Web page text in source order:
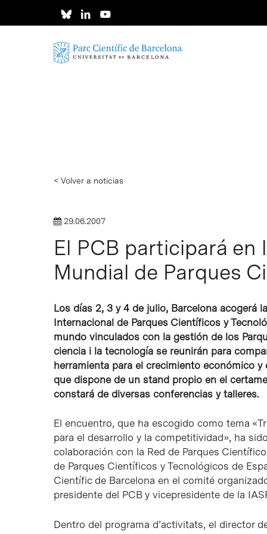
Intro para buscar o ESC per cerrar
< Volver a noticias
29.06.2007
El PCB participará en
Mundial de Parques
Los días 2, 3 y 4 de julio, Barcelona acogerá
Internacional de Parques Científicos y
mundo vinculados con la gestión de los
ciencia i la tecnología se reunirán para
herramienta para el crecimiento económico
que dispone de un stand propio en el
constará de diversas conferencias y talleres.
El encuentro, que ha escogido como tema
para el desarrollo y la competitividad», ha
colaboración con la Red de Parques
de Parques Científicos y Tecnológicos de
Científic de Barcelona en el comité
presidente del PCB y vicepresidente de la
Dentro del programa d’activitats, el director